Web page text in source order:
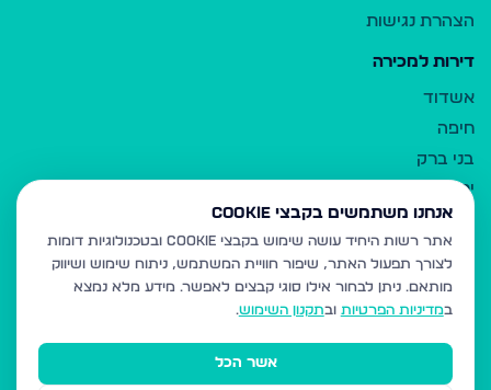
הצהרת נגישות
דירות למכירה
אשדוד
חיפה
בני ברק
ירושלים
אלעד
גבעת זאב
בית שמש
רכסים
מודיעין עילית
אנחנו משתמשים בקבצי Cookie
אתר רשות היחיד עושה שימוש בקבצי Cookie ובטכנולוגיות דומות
לצורך תפעול האתר, שיפור חוויית המשתמש, ניתוח שימוש ושיווק
מותאם. ניתן לבחור אילו סוגי קבצים לאפשר. מידע מלא נמצא
במדיניות הפרטיות ובתקנון השימוש.
אשר הכל